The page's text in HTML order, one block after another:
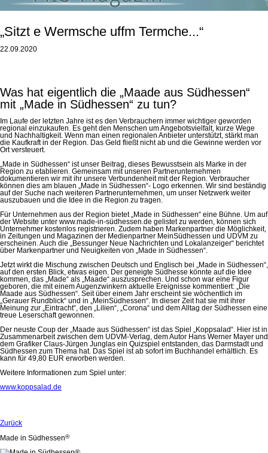
„Sitzt e Wermsche uffm Termche...“
22.09.2020
Was hat eigentlich die „Maade aus Südhessen“
mit „Made in Südhessen“ zu tun?
Im Laufe der letzten Jahre ist es den Verbrauchern immer wichtiger geworden
regional einzukaufen. Es geht den Menschen um Angebotsvielfalt, kurze Wege
und Nachhaltigkeit. Wenn man einen regionalen Anbieter unterstützt, stärkt man
die Kaufkraft in der Region. Das Geld fließt nicht ab und die Gewinne werden vor
Ort versteuert.
„Made in Südhessen“ ist unser Beitrag, dieses Bewusstsein als Marke in der
Region zu etablieren. Gemeinsam mit unseren Partnerunternehmen
dokumentieren wir mit ihr unsere Verbundenheit mit der Region. Verbraucher
können dies am blauen „Made in Südhessen“- Logo erkennen. Wir sind beständig
auf der Suche nach weiteren Partnerunternehmen, um unser Netzwerk weiter
auszubauen und die Idee in die Region zu tragen.
Für Unternehmen aus der Region bietet „Made in Südhessen“ eine Bühne. Um auf
der Website unter www.made-in-südhessen.de gelistet zu werden, können sich
Unternehmer kostenlos registrieren. Zudem haben Markenpartner die Möglichkeit,
in Zeitungen und Magazinen der Medienpartner MeinSüdhessen und UDVM zu
erscheinen. Auch die „Bessunger Neue Nachrichten und Lokalanzeiger“ berichtet
über Markenpartner und Neuigkeiten von „Made in Südhessen“.
Jetzt wirkt die Mischung zwischen Deutsch und Englisch bei „Made in Südhessen“,
auf den ersten Blick, etwas eigen. Der geneigte Südhesse könnte auf die Idee
kommen, das „Made“ als „Maade“ auszusprechen. Und schon war eine Figur
geboren, die mit einem Augenzwinkern aktuelle Ereignisse kommentiert: „Die
Maade aus Südhessen“. Seit über einem Jahr erscheint sie wöchentlich im
„Gerauer Rundblick“ und in „MeinSüdhessen“. In dieser Zeit hat sie mit ihrer
Meinung zur „Eintracht“, den „Lilien“, „Corona“ und dem Alltag der Südhessen eine
treue Leserschaft gewonnen.
Der neuste Coup der „Maade aus Südhessen“ ist das Spiel „Koppsalad“. Hier ist in
Zusammenarbeit zwischen dem UDVM-Verlag, dem Autor Hans Werner Mayer und
dem Grafiker Claus-Jürgen Junglas ein Quizspiel entstanden, das Darmstadt und
Südhessen zum Thema hat. Das Spiel ist ab sofort im Buchhandel erhältlich. Es
kann für 49,80 EUR erworben werden.
Weitere Informationen zum Spiel unter:
www.koppsalad.de
Zurück
Made in Südhessen®